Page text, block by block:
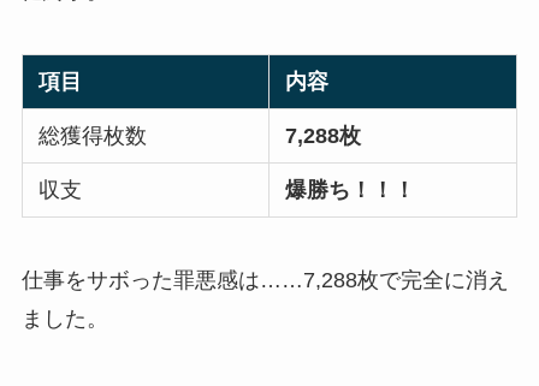
項目 内容
総獲得枚数 7,288枚
収支 爆勝ち！！！
仕事をサボった罪悪感は……7,288枚で完全に消え
ました。